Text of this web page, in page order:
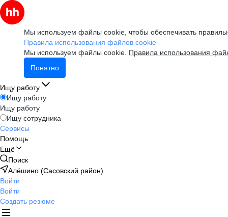
Мы используем файлы cookie, чтобы обеспечивать
Правила использования файлов cookie
Мы используем файлы cookie. Правила использования
Понятно
Ищу работу
Ищу работу
Ищу работу
Ищу сотрудника
Сервисы
Помощь
Ещё
Поиск
Алёшино (Сасовский район)
Войти
Войти
Создать резюме